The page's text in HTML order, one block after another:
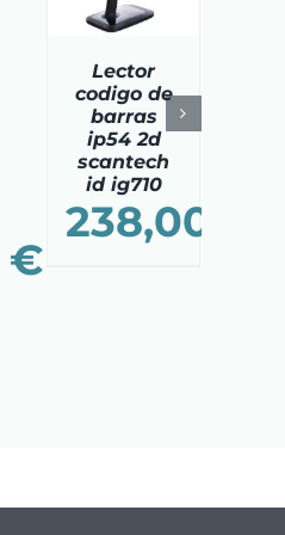
€
Lector
codigo de
barras
ip54 2d
scantech
id ig710
238,00
DETAILS